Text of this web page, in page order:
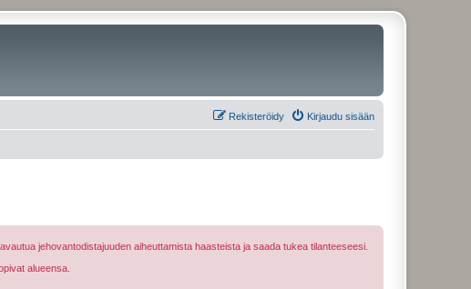
Kirjaudu sisään
Rekisteröidy
jehovantodistajuuden aiheuttamista haasteista ja saada tukea tilanteeseesi.
alueensa.